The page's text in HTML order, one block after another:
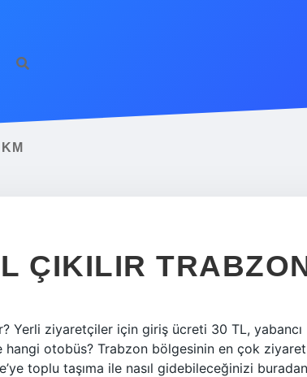
ÇIKILIR
Yerli ziyaretçiler için giriş ücreti 30 TL, yabancı
hangi otobüs? Trabzon bölgesinin en çok ziyaret
toplu taşıma ile nasıl gidebileceğinizi buradan